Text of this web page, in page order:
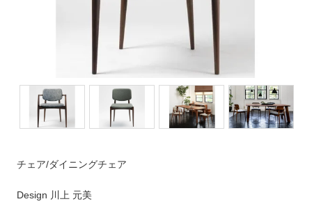
チェア/ダイニングチェア
Design 川上 元美